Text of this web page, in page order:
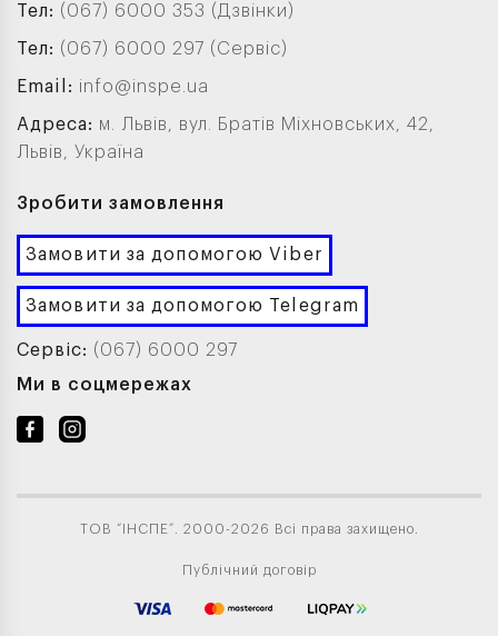
Тел: (067) 6000 353 (Дзвінки)
Тел: (067) 6000 297 (Сервіс)
Email: info@inspe.ua
Адреса: м. Львів, вул. Братів Міхновських, 42,
Львів, Україна
Зробити замовлення
Замовити за допомогою Viber
Замовити за допомогою Telegram
Сервіс: (067) 6000 297
Ми в соцмережах
ТОВ “ІНСПЕ”. 2000-2026 Всі права захищено.
Публічний договір